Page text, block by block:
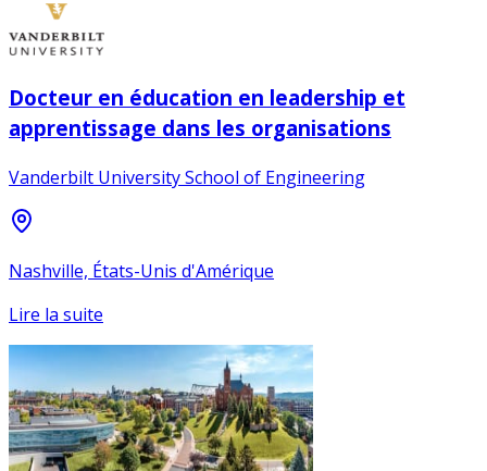
Docteur en éducation en leadership et
apprentissage dans les organisations
Vanderbilt University School of Engineering
Nashville, États-Unis d'Amérique
Lire la suite